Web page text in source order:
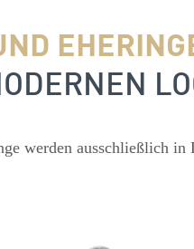
werden ausschließlich in